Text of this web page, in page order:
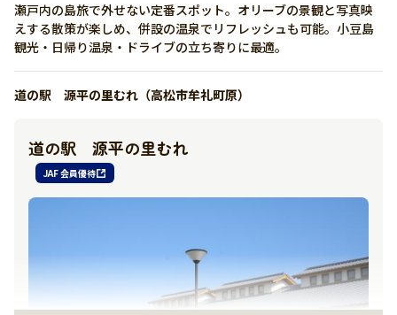
詳しく見る
瀬戸内の島旅で外せない定番スポット。オリーブの景観と写真映
えする散策が楽しめ、併設の温泉でリフレッシュも可能。小豆島
観光・日帰り温泉・ドライブの立ち寄りに最適。
道の駅 源平の里むれ（高松市牟礼町原）
道の駅 源平の里むれ
JAF 会員優待